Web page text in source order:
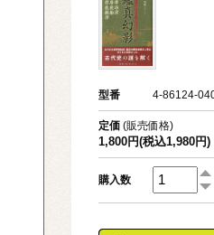
型番 4-86124-
定価 (販売価格)
1,800円(税込1,980円)
購入数